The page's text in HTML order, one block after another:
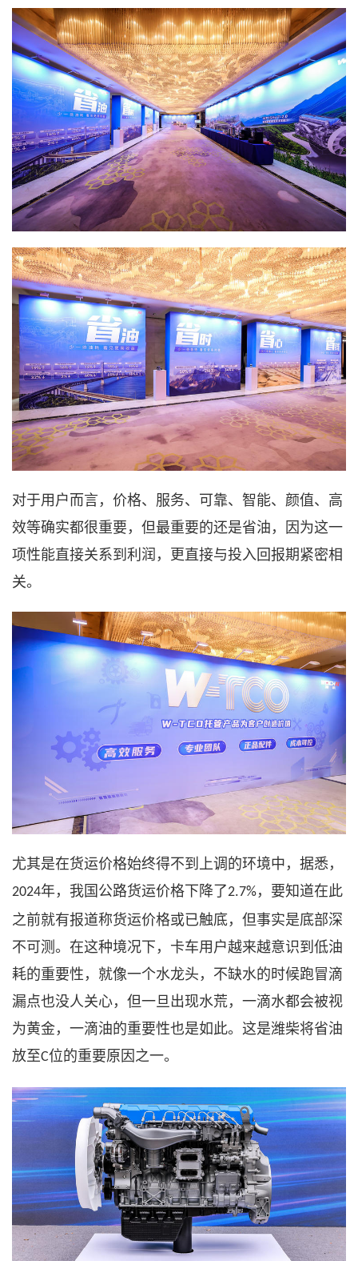
对于用户而言，价格、服务、可靠、智能、颜值、高
效等确实都很重要，但最重要的还是省油，因为这一
项性能直接关系到利润，更直接与投入回报期紧密相
关。
尤其是在货运价格始终得不到上调的环境中，据悉，
2024年，我国公路货运价格下降了2.7%，要知道在此
之前就有报道称货运价格或已触底，但事实是底部深
不可测。在这种境况下，卡车用户越来越意识到低油
耗的重要性，就像一个水龙头，不缺水的时候跑冒滴
漏点也没人关心，但一旦出现水荒，一滴水都会被视
为黄金，一滴油的重要性也是如此。这是潍柴将省油
放至C位的重要原因之一。